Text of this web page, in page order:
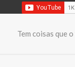
Tem coisas que